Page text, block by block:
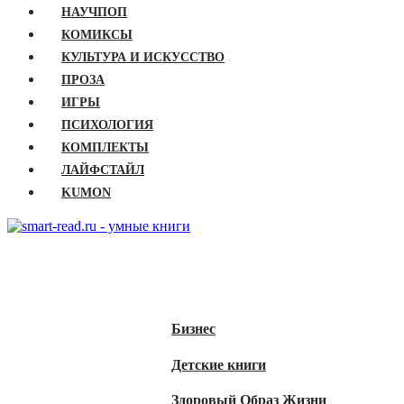
НАУЧПОП
КОМИКСЫ
КУЛЬТУРА И ИСКУССТВО
ПРОЗА
ИГРЫ
ПСИХОЛОГИЯ
КОМПЛЕКТЫ
ЛАЙФСТАЙЛ
KUMON
Бизнес
Детские книги
Здоровый Образ Жизни